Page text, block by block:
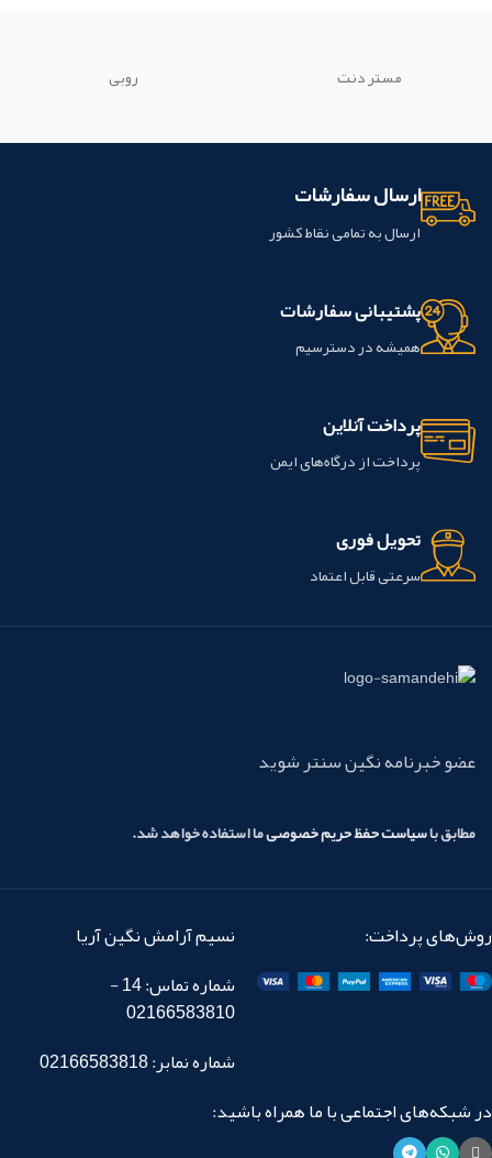
مستر دنت روبی
ارسال سفارشات
ارسال به تمامی نقاط کشور
پشتیبانی سفارشات
همیشه در دسترسیم
پرداخت آنلاین
پرداخت از درگاه‌های ایمن
تحویل فوری
سرعتی قابل اعتماد
عضو خبرنامه نگین سنتر شوید
مطابق باسیاست حفظ حریم خصوصیما استفاده خواهد شد.
روش‌های پرداخت:
نسیم آرامش نگین آریا
شماره تماس: 14 -
02166583810
شماره نمابر: 02166583818
در شبکه‌های اجتماعی با ما همراه باشید: